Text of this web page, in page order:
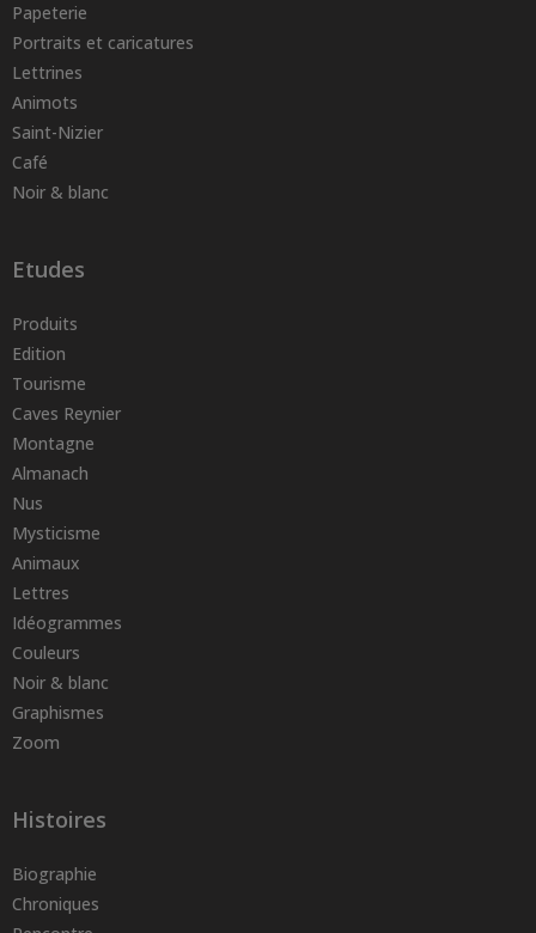
Papeterie
Portraits et caricatures
Lettrines
Animots
Saint-Nizier
Café
Noir & blanc
Etudes
Produits
Edition
Tourisme
Caves Reynier
Montagne
Almanach
Nus
Mysticisme
Animaux
Lettres
Idéogrammes
Couleurs
Noir & blanc
Graphismes
Zoom
Histoires
Biographie
Chroniques